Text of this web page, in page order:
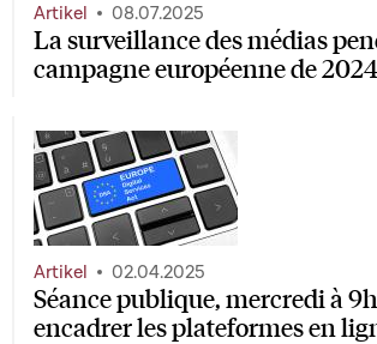
La surveillance des médias
campagne européenne de 2024
Artikel 08.07.2025
Séance publique, mercredi à
encadrer les plateformes en
Artikel 02.04.2025